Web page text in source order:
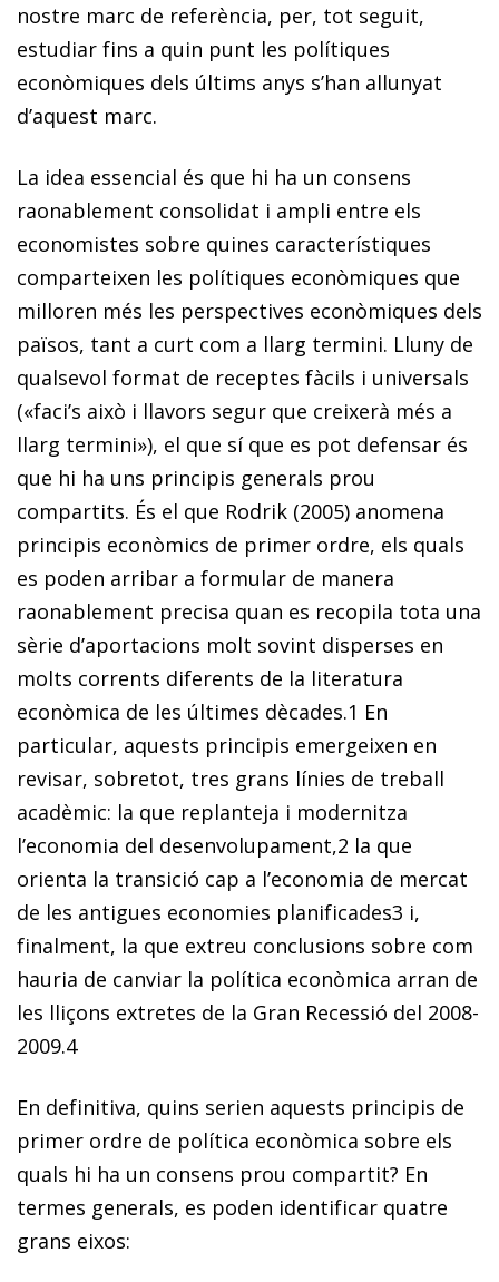
nostre marc de referència, per, tot seguit,
estudiar fins a quin punt les polítiques
econòmiques dels últims anys s’han allunyat
d’aquest marc.
La idea essencial és que hi ha un consens
raonablement consolidat i ampli entre els
economistes sobre quines característiques
comparteixen les polítiques econòmiques que
milloren més les perspectives econòmiques dels
països, tant a curt com a llarg termini. Lluny de
qualsevol format de receptes fàcils i universals
(«faci’s això i llavors segur que creixerà més a
llarg termini»), el que sí que es pot defensar és
que hi ha uns principis generals prou
compartits. És el que Rodrik (2005) anomena
principis econòmics de primer ordre, els quals
es poden arribar a formular de manera
raonablement precisa quan es recopila tota una
sèrie d’aportacions molt sovint disperses en
molts corrents diferents de la literatura
econòmica de les últimes dècades.1 En
particular, aquests principis emergeixen en
revisar, sobretot, tres grans línies de treball
acadèmic: la que replanteja i modernitza
l’economia del desenvolupament,2 la que
orienta la transició cap a l’economia de mercat
de les antigues economies planificades3 i,
finalment, la que extreu conclusions sobre com
hauria de canviar la política econòmica arran de
les lliçons extretes de la Gran Recessió del 2008-
2009.4
En definitiva, quins serien aquests principis de
primer ordre de política econòmica sobre els
quals hi ha un consens prou compartit? En
termes generals, es poden identificar quatre
grans eixos: